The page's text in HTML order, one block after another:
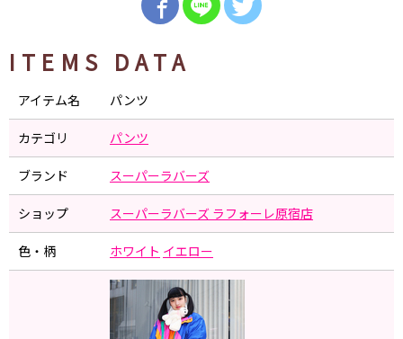
ITEMS DATA
アイテム名 パンツ
カテゴリ パンツ
ブランド スーパーラバーズ
ショップ スーパーラバーズ ラフォーレ原宿店
色・柄 ホワイト イエロー